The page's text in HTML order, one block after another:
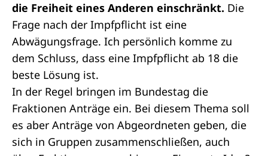
die Freiheit eines Anderen einschränkt. Die
Frage nach der Impfpflicht ist eine
Abwägungsfrage. Ich persönlich komme zu
dem Schluss, dass eine Impfpflicht ab 18 die
beste Lösung ist.
In der Regel bringen im Bundestag die
Fraktionen Anträge ein. Bei diesem Thema soll
es aber Anträge von Abgeordneten geben, die
sich in Gruppen zusammenschließen, auch